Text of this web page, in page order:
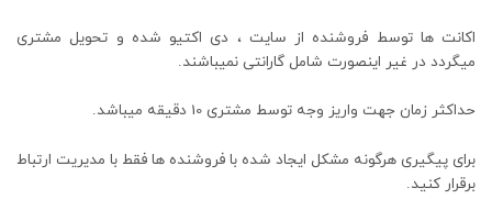
اکانت ها توسط فروشنده از سایت ، دی اکتیو شده و تحویل مشتری
میگردد در غیر اینصورت شامل گارانتی نمیباشند.
حداکثر زمان جهت واریز وجه توسط مشتری 10 دقیقه میباشد.
برای پیگیری هرگونه مشکل ایجاد شده با فروشنده ها فقط با مدیریت ارتباط
برقرار کنید.